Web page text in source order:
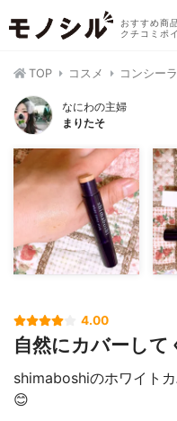
おすすめ商
クチコミポ
TOP コスメ コンシー
なにわの主婦
まりたそ
4.00
自然にカバーして
shimaboshiのホワイト
😊